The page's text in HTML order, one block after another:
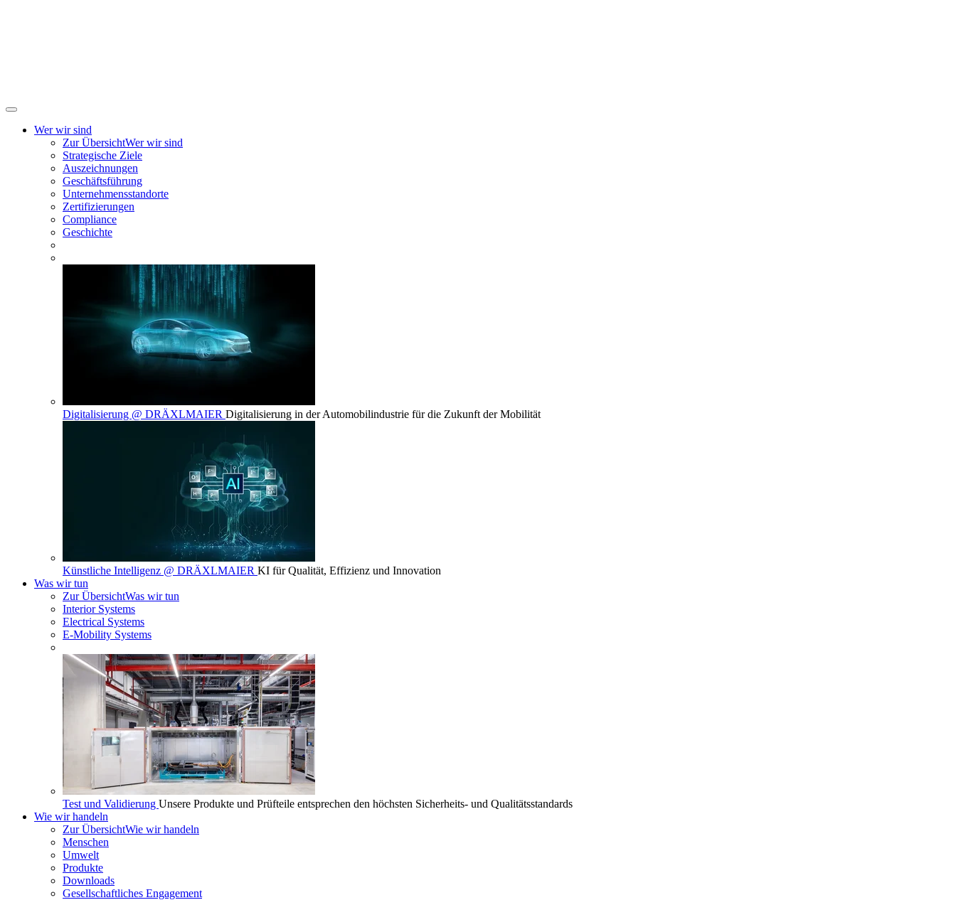
Wer wir sind
Zur ÜbersichtWer wir sind
Strategische Ziele
Auszeichnungen
Geschäftsführung
Unternehmensstandorte
Zertifizierungen
Compliance
Geschichte
Digitalisierung @ DRÄXLMAIER Digitalisierung in der Automobilindustrie für die Zukunft der Mobilität
Künstliche Intelligenz @ DRÄXLMAIER KI für Qualität, Effizienz und Innovation
Was wir tun
Zur ÜbersichtWas wir tun
Interior Systems
Electrical Systems
E-Mobility Systems
Test und Validierung Unsere Produkte und Prüfteile entsprechen den höchsten Sicherheits- und Qualitätsstandards
Wie wir handeln
Zur ÜbersichtWie wir handeln
Menschen
Umwelt
Produkte
Downloads
Gesellschaftliches Engagement